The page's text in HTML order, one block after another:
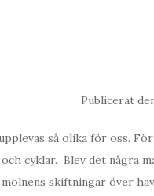
Publicerat
så olika för oss.
cyklar. Blev det några
skiftningar över